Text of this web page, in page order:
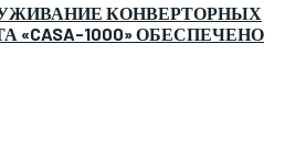
КОНВЕРТОРНЫХ
1000» ОБЕСПЕЧЕНО